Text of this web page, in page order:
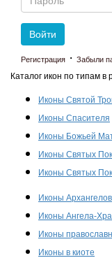
Войти
Регистрация · Забыли
Каталог икон по типам в
Иконы Святой
Иконы Спасителя
Иконы Божьей
Иконы Святых
Иконы Святых
Иконы Архангелов
Иконы Ангела-
Иконы
Иконы в киоте